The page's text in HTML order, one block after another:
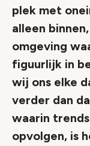
plek met
alleen
omgeving
figuurlijk in
wij ons elke
verder dan
waarin
opvolgen, is